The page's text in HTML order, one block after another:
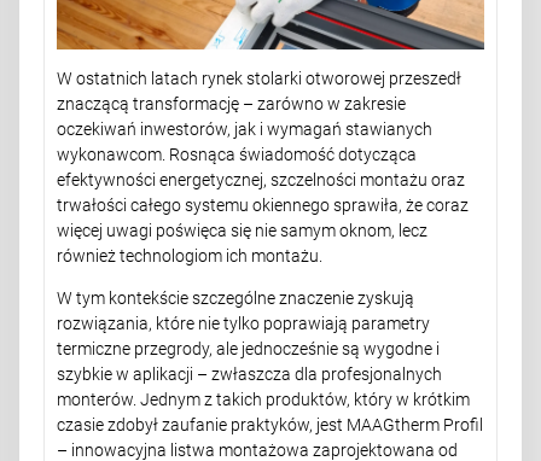
W ostatnich latach rynek stolarki otworowej przeszedł
znaczącą transformację – zarówno w zakresie
oczekiwań inwestorów, jak i wymagań stawianych
wykonawcom. Rosnąca świadomość dotycząca
efektywności energetycznej, szczelności montażu oraz
trwałości całego systemu okiennego sprawiła, że coraz
więcej uwagi poświęca się nie samym oknom, lecz
również technologiom ich montażu.
W tym kontekście szczególne znaczenie zyskują
rozwiązania, które nie tylko poprawiają parametry
termiczne przegrody, ale jednocześnie są wygodne i
szybkie w aplikacji – zwłaszcza dla profesjonalnych
monterów. Jednym z takich produktów, który w krótkim
czasie zdobył zaufanie praktyków, jest MAAGtherm Profil
– innowacyjna listwa montażowa zaprojektowana od